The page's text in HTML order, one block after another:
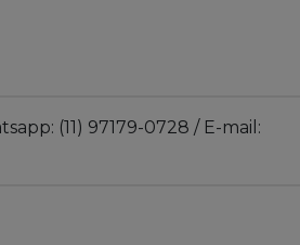
(11) 97179-0728 / E-mail: